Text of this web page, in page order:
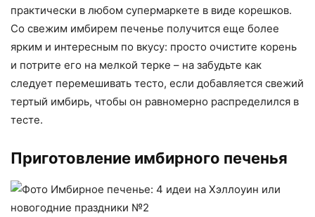
практически в любом супермаркете в виде корешков.
Со свежим имбирем печенье получится еще более
ярким и интересным по вкусу: просто очистите корень
и потрите его на мелкой терке – на забудьте как
следует перемешивать тесто, если добавляется свежий
тертый имбирь, чтобы он равномерно распределился в
тесте.
Приготовление имбирного печенья